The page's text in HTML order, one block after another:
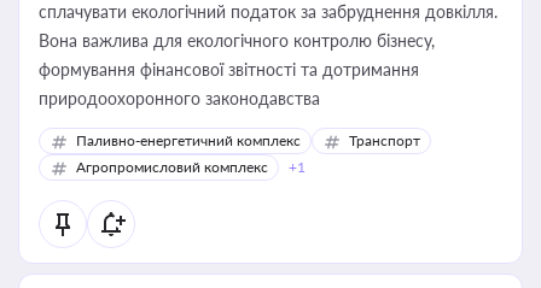
сплачувати екологічний податок за забруднення довкілля.
Вона важлива для екологічного контролю бізнесу,
формування фінансової звітності та дотримання
природоохоронного законодавства
Паливно-енергетичний комплекс
Транспорт
Агропромисловий комплекс
+1